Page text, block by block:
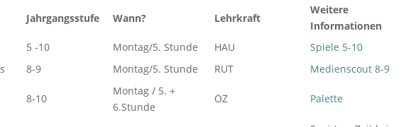
Jahrgangsstufe Wann? Lehrkraft
Weitere
Informationen
5 -10 Montag/5. Stunde HAU
Spiele 5-10
8-9 Montag/5. Stunde RUT Medienscout 8-9
8-10
Montag / 5. +
6.Stunde
ÖZ Palette